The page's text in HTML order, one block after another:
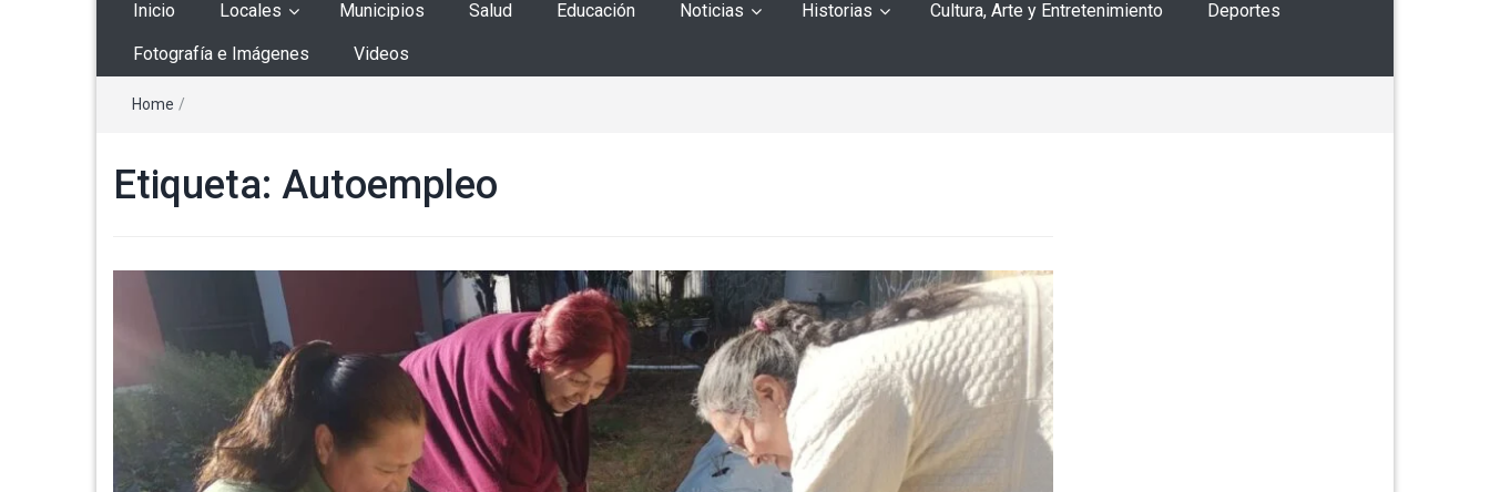
Inicio Locales Municipios Salud Educación Noticias Historias Cultura, Arte y Entretenimiento Deportes
Fotografía e Imágenes Videos
Home /
Etiqueta: Autoempleo